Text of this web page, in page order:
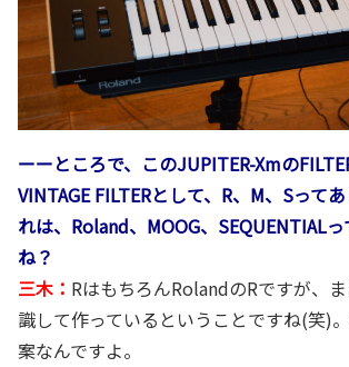
ーーところで、このJUPITER-Xmの
VINTAGE FILTERとして、R、M、Sって
れは、Roland、MOOG、SEQUENTIAL
ね？
三木： RはもちろんRolandのRですが、
識して作っているということですね(笑)
案なんですよ。